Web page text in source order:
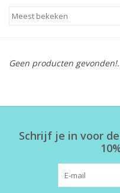
Schoenen
Herensokken
Geen producten
Schrijf je in voor